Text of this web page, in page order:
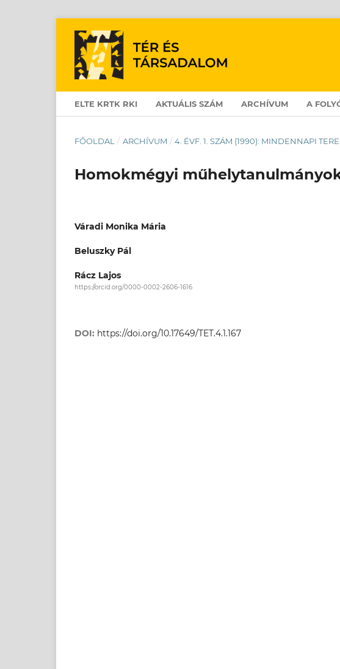
ELTE KRTK RKI AKTUÁLIS SZÁM ARCHÍVUM A
FŐOLDAL / ARCHÍVUM / 4. ÉVF. 1. SZÁM (1990): MINDENNAPI
Homokmégyi
Váradi Monika Mária
Beluszky Pál
Rácz Lajos
https://orcid.org/0000-0002-2606-1616
DOI: https://doi.org/10.17649/TET.4.1.167